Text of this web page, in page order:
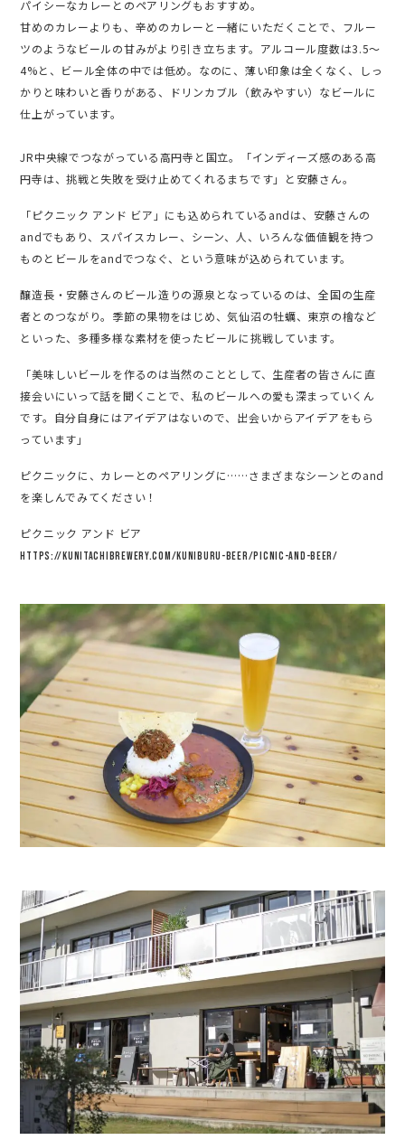
パイシーなカレーとのペアリングもおすすめ。
甘めのカレーよりも、辛めのカレーと一緒にいただくことで、フルー
ツのようなビールの甘みがより引き立ちます。アルコール度数は3.5〜
4%と、ビール全体の中では低め。なのに、薄い印象は全くなく、しっ
かりと味わいと香りがある、ドリンカブル（飲みやすい）なビールに
仕上がっています。
JR中央線でつながっている高円寺と国立。「インディーズ感のある高
円寺は、挑戦と失敗を受け止めてくれるまちです」と安藤さん。
「ピクニック アンド ビア」にも込められているandは、安藤さんの
andでもあり、スパイスカレー、シーン、人、いろんな価値観を持つ
ものとビールをandでつなぐ、という意味が込められています。
醸造長・安藤さんのビール造りの源泉となっているのは、全国の生産
者とのつながり。季節の果物をはじめ、気仙沼の牡蠣、東京の檜など
といった、多種多様な素材を使ったビールに挑戦しています。
「美味しいビールを作るのは当然のこととして、生産者の皆さんに直
接会いにいって話を聞くことで、私のビールへの愛も深まっていくん
です。自分自身にはアイデアはないので、出会いからアイデアをもら
っています」
ピクニックに、カレーとのペアリングに……さまざまなシーンとのand
を楽しんでみてください！
ピクニック アンド ビア
https://kunitachibrewery.com/kuniburu-beer/picnic-and-beer/